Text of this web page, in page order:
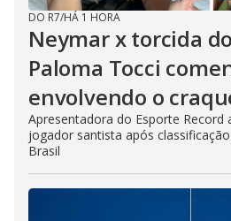
DO R7/HÁ 1 HORA
Neymar x torcida
Paloma Tocci
envolvendo o
Apresentadora do Esporte Record
jogador santista após
Brasil